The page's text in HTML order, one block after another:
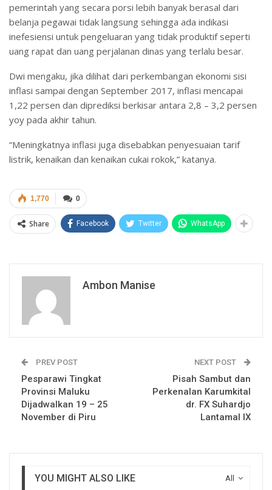
pemerintah yang secara porsi lebih banyak berasal dari
belanja pegawai tidak langsung sehingga ada indikasi
inefesiensi untuk pengeluaran yang tidak produktif seperti
uang rapat dan uang perjalanan dinas yang terlalu besar.
Dwi mengaku, jika dilihat dari perkembangan ekonomi sisi
inflasi sampai dengan September 2017, inflasi mencapai
1,22 persen dan diprediksi berkisar antara 2,8 – 3,2 persen
yoy pada akhir tahun.
“Meningkatnya inflasi juga disebabkan penyesuaian tarif
listrik, kenaikan dan kenaikan cukai rokok,” katanya.
0
1,770
Share Facebook Twitter WhatsApp
Ambon Manise
PREV POST
Pesparawi Tingkat
Provinsi Maluku
Dijadwalkan 19 – 25
November di Piru
NEXT POST
Pisah Sambut dan
Perkenalan Karumkital
dr. FX Suhardjo
Lantamal IX
All
YOU MIGHT ALSO LIKE